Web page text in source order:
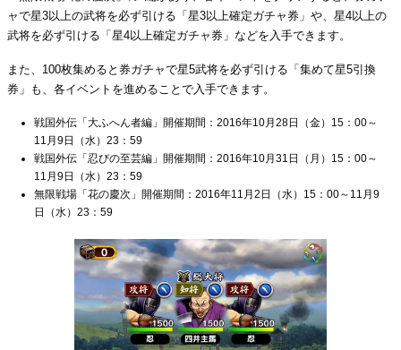
ャで星3以上の武将を必ず引ける「星3以上確定ガチャ券」や、星4以上の
武将を必ず引ける「星4以上確定ガチャ券」などを入手できます。
また、100枚集めると券ガチャで星5武将を必ず引ける「集めて星5引換
券」も、各イベントを進めることで入手できます。
戦国外伝「大ふへん者編」開催期間：2016年10月28日（金）15：00～
11月9日（水）23：59
戦国外伝「忍びの至芸編」開催期間：2016年10月31日（月）15：00～
11月9日（水）23：59
無限戦場「花の慶次」開催期間：2016年11月2日（水）15：00～11月9
日（水）23：59